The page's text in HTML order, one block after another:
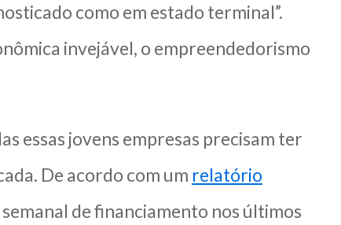
como em estado terminal”.
invejável, o empreendedorismo
essas jovens empresas precisam ter
De acordo com um relatório
de financiamento nos últimos